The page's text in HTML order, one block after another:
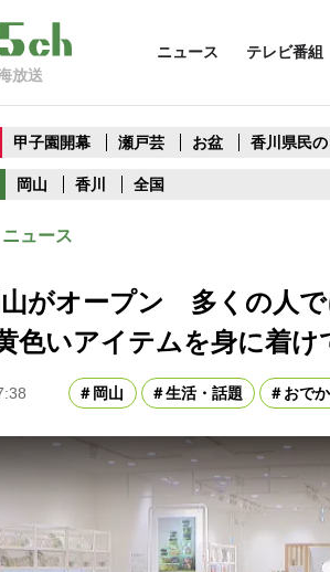
放送
ニュース テレビ番組
甲子園開幕 瀬戸芸 お盆 香川県民の
岡山 香川 全国
ニュース
がオープン 多くの人
色いアイテムを身に着
岡山 生活・話題 おで